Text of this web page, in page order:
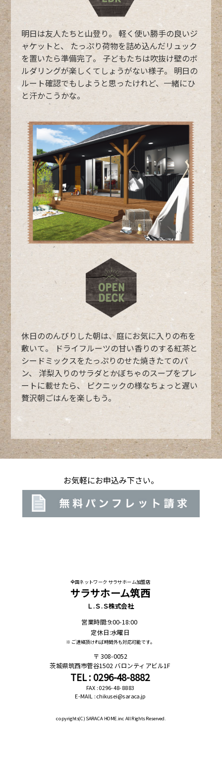
明日は友人たちと山登り。
軽く使い勝手の良いジ
ャケットと、
たっぷり荷物を詰め込んだリュック
を置いたら準備完了。
子どもたちは吹抜け壁のボ
ルダリングが楽しくてしょうがない様子。
明日の
ルート確認でもしようと思ったけれど、一緒にひ
と汗かこうかな。
休日ののんびりした朝は、庭にお気に入りの布を
敷いて。
ドライフルーツの甘い香りのする紅茶と
シードミックスをたっぷりのせた焼きたてのパ
ン、
洋梨入りのサラダとかぼちゃのスープをプレ
ートに載せたら、 ピクニックの様なちょっと遅い
贅沢朝ごはんを楽しもう。
お気軽にお申込み下さい。
全国ネットワーク サラサホーム加盟店
サラサホーム筑西
Ｌ.Ｓ.Ｓ株式会社
営業時間:9:00-18:00
定休日:水曜日
※ ご連絡頂ければ時間外も対応可能です。
308-0052
茨城県筑西市菅谷1502 バロンティアビル1F
TEL : 0296-48-8882
FAX : 0296-48-8883
E-MAIL : chikusei@saraca.jp
copyrights(C)SARACA HOME.inc All Rights Reserved.